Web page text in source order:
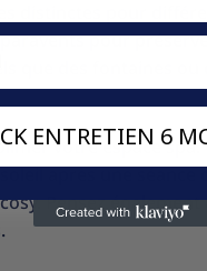
distinctes pour
pour
des fontaines ou
votre espace
après une séance
Pensez
ENTRETIEN 6